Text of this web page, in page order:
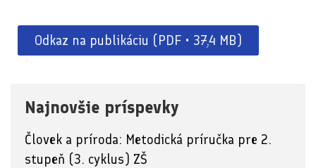
Odkaz na publikáciu (PDF • 37,4 MB)
Najnovšie príspevky
Človek a príroda: Metodická príručka pre 2.
stupeň (3. cyklus) ZŠ